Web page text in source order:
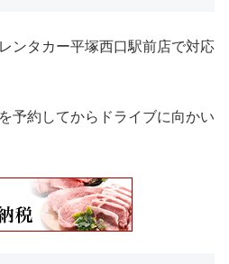
ンタカー平塚西口駅前店で対応
予約してからドライブに向かい